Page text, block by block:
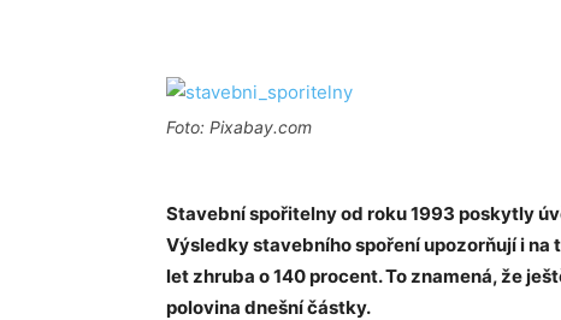
Foto: Pixabay.com
Stavební spořitelny od roku 1993 poskytly
Výsledky stavebního spoření upozorňují i na
let zhruba o 140 procent. To znamená, že
polovina dnešní částky.